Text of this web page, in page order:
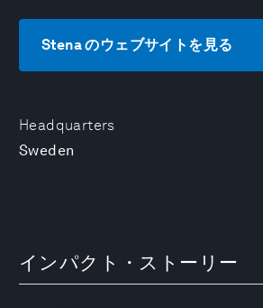
Headquarters
Sweden
Stena のウェブサイトを見る
インパクト・ストーリー